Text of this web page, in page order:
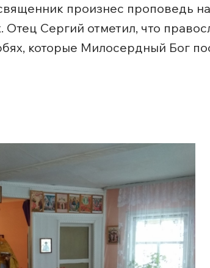
произнес проповедь
Отец Сергий отметил, что
которые Милосердный Бог